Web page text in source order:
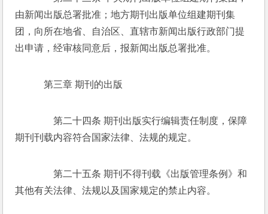
由新闻出版总署批准；地方期刊出版单位组建期刊集
团，向所在地省、自治区、直辖市新闻出版行政部门提
出申请，经审核同意后，报新闻出版总署批准。
第三章 期刊的出版
第二十四条 期刊出版实行编辑责任制度，保障
期刊刊载内容符合国家法律、法规的规定。
第二十五条 期刊不得刊载《出版管理条例》和
其他有关法律、法规以及国家规定的禁止内容。